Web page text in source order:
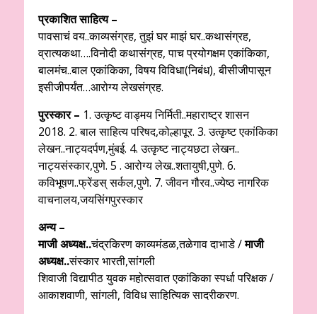
प्रकाशित साहित्य –
पावसाचं वय..काव्यसंग्रह, तुझं घर माझं घर..कथासंग्रह,
व्रात्यकथा….विनोदी कथासंग्रह, पाच प्रयोगक्षम एकांकिका,
बालमंच..बाल एकांकिका, विषय विविधा(निबंध), बीसीजीपासून
इसीजीपर्यंत…आरोग्य लेखसंग्रह.
पुरस्कार – 1. उत्कृष्ट वाड्मय निर्मिती..महाराष्ट्र शासन
2018. 2. बाल साहित्य परिषद,कोल्हापूर. 3. उत्कृष्ट एकांकिका
लेखन..नाट्यदर्पण,मुंबई. 4. उत्कृष्ट नाट्यछटा लेखन..
नाट्यसंस्कार,पुणे. 5 . आरोग्य लेख..शतायुषी,पुणे. 6.
कविभूषण..फ्रेंडस् सर्कल,पुणे. 7. जीवन गौरव..ज्येष्ठ नागरिक
वाचनालय,जयसिंगपुरस्कार
अन्य –
माजी अध्यक्ष..चंद्रकिरण काव्यमंडळ,तळेगाव दाभाडे /माजी
अध्यक्ष..संस्कार भारती,सांगली
शिवाजी विद्यापीठ युवक महोत्सवात एकांकिका स्पर्धा परिक्षक /
आकाशवाणी, सांगली, विविध साहित्यिक सादरीकरण.